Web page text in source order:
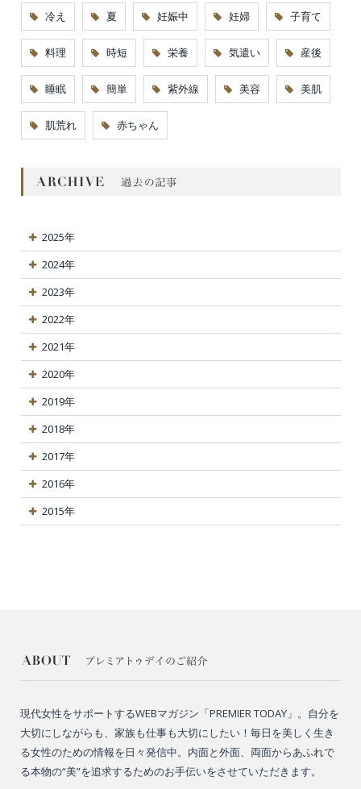
冷え 夏 妊娠中 妊婦 子育て
料理 時短 栄養 気遣い 産後
睡眠 簡単 紫外線 美容 美肌
肌荒れ 赤ちゃん
2025年
2024年
2023年
2022年
2021年
2020年
2019年
2018年
2017年
2016年
2015年
現代女性をサポートするWEBマガジン「PREMIER TODAY」。自分を
大切にしながらも、家族も仕事も大切にしたい！毎日を美しく生き
る女性のための情報を日々発信中。内面と外面、両面からあふれで
る本物の“美”を追求するためのお手伝いをさせていただきます。